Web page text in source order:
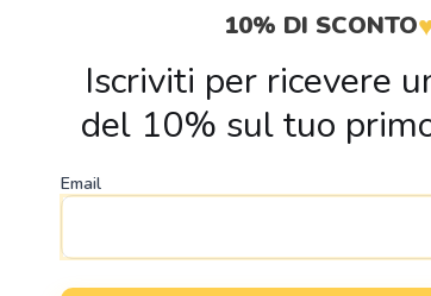
in Legno Sagoma in legno Macchina da cucire
10% DI SCONTO
Iscriviti per ricevere
del 10% sul tuo
Email